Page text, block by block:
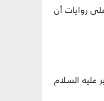
روايات أن
عليه السلام